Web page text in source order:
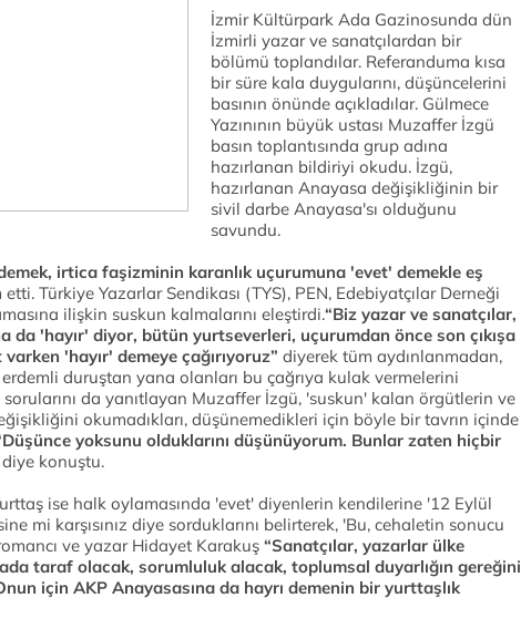
İzmir Kültürpark Ada Gazinosunda dün
İzmirli yazar ve sanatçılardan bir
bölümü toplandılar. Referanduma kısa
bir süre kala duygularını, düşüncelerini
basının önünde açıkladılar. Gülmece
Yazınının büyük ustası Muzaffer İzgü
basın toplantısında grup adına
hazırlanan bildiriyi okudu. İzgü,
hazırlanan Anayasa değişikliğinin bir
sivil darbe Anayasa'sı olduğunu
savundu.
irtica faşizminin karanlık uçurumuna 'evet' demekle eş
Türkiye Yazarlar Sendikası (TYS), PEN, Edebiyatçılar Derneği
ilişkin suskun kalmalarını eleştirdi.“Biz yazar ve sanatçılar,
da 'hayır' diyor, bütün yurtseverleri, uçurumdan önce son çıkışa
'hayır' demeye çağırıyoruz” diyerek tüm aydınlanmadan,
duruştan yana olanları bu çağrıya kulak vermelerini
da yanıtlayan Muzaffer İzgü, 'suskun' kalan örgütlerin ve
okumadıkları, düşünemedikleri için böyle bir tavrın içinde
yoksunu olduklarını düşünüyorum. Bunlar zaten hiçbir
diye konuştu.
ise halk oylamasında 'evet' diyenlerin kendilerine '12 Eylül
mi karşısınız diye sorduklarını belirterek, 'Bu, cehaletin sonucu
ve yazar Hidayet Karakuş “Sanatçılar, yazarlar ülke
taraf olacak, sorumluluk alacak, toplumsal duyarlığın gereğini
için AKP Anayasasına da hayrı demenin bir yurttaşlık